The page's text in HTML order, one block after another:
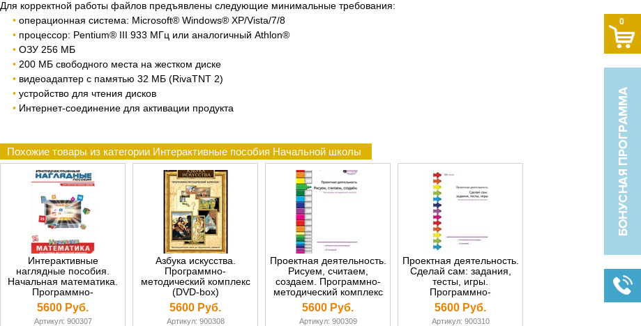
Для корректной работы файлов предъявлены следующие минимальные требования:
операционная система: Microsoft® Windows® XP/Vista/7/8
процессор: Pentium® III 933 МГц или аналогичный Athlon®
ОЗУ 256 МБ
200 МБ свободного места на жестком диске
видеоадаптер с памятью 32 MБ (RivaTNT 2)
устройство для чтения дисков
Интернет-соединение для активации продукта
Похожие товары из категории Интерактивные пособия Начальной школы
Интерактивные
наглядные пособия.
Начальная математика.
Программно-
методический комплекс
(DVD-box)
5600 Руб.
Артикул: 900307
Азбука искусства.
Программно-
методический комплекс
(DVD-box)
5600 Руб.
Артикул: 900308
Проектная деятельность.
Рисуем, считаем,
создаем. Программно-
методический комплекс
(DVD-box)
5600 Руб.
Артикул: 900309
Проектная деятельность.
Сделай сам: задания,
тесты, игры.
Программно-
методический комплекс
(DVD-box)
5600 Руб.
Артикул: 900310
0